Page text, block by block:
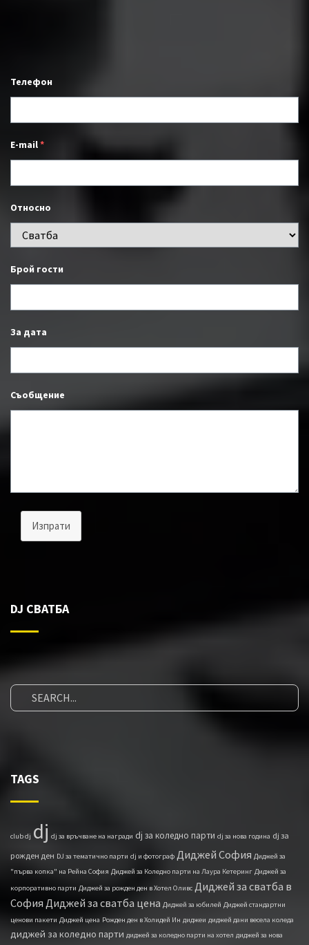
Телефон
E-mail*
Относно
Брой гости
За дата
Съобщение
Изпрати
DJ СВАТБА
TAGS
club dj dj dj за връчване на награди dj за коледно парти dj за нова година dj за
рожден ден DJ за тематично парти dj и фотограф Диджей София Диджей за
"първа копка" на Рейна София Диджей за Коледно парти на Лаура Кетеринг Диджей за
корпоративно парти Диджей за рожден ден в Хотел Оливс Диджей за сватба в
София Диджей за сватба цена Диджей за юбилей Диджей стандартни
ценови пакети Диджей ценa Рожден ден в Холидей Ин диджеи диджей дани весела коледа
диджей за коледно парти диджей за коледно парти на хотел диджей за нова